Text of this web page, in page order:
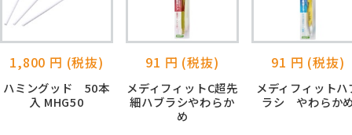
1,800 円 (税抜)
ハミングッド 50本
入 MHG50
91 円 (税抜)
メディフィットC超先
細ハブラシやわらか
め
91 円 (税抜)
メディフィットハ
ラシ やわらか